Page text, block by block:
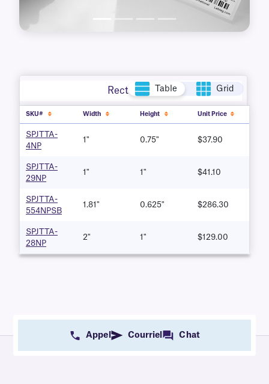
Rectangle Table Grid
SKU# Width Height Unit Price
SPJTTA-
4NP
1" 0.75" $37.90
SPJTTA-
29NP
1" 1" $41.10
SPJTTA-
554NPSB
1.81" 0.625" $286.30
SPJTTA-
28NP
2" 1" $129.00
Appel Courriel Chat